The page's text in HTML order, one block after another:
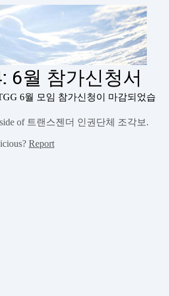
6월 참가신청서
6월 모임 참가신청이 마감되었습
of 트랜스젠더 인권단체 조각보.
Report